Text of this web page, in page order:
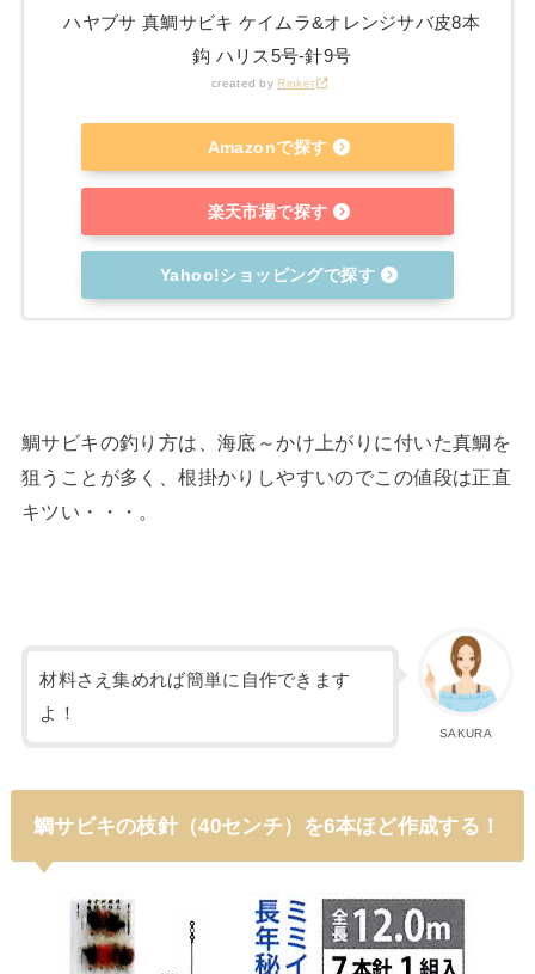
ハヤブサ 真鯛サビキ ケイムラ&オレンジサバ皮8本
鈎 ハリス5号-針9号
created by Rinker
Amazonで探す
楽天市場で探す
Yahoo!ショッピングで探す
鯛サビキの釣り方は、海底～かけ上がりに付いた真鯛を
狙うことが多く、根掛かりしやすいのでこの値段は正直
キツい・・・。
SAKURA
材料さえ集めれば簡単に自作できます
よ！
鯛サビキの枝針（40センチ）を6本ほど作成する！